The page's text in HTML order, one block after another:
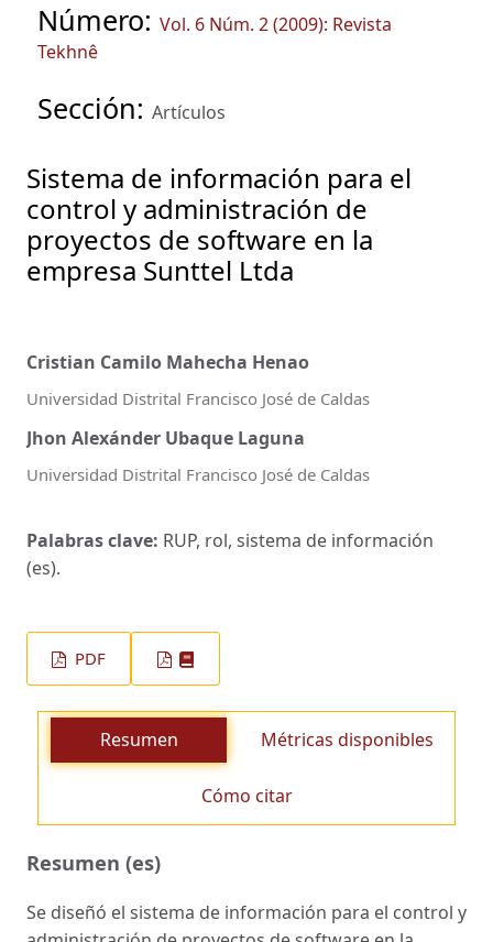
Número: Vol. 6 Núm. 2 (2009): Revista
Tekhnê
Sección: Artículos
Sistema de información para el
control y administración de
proyectos de software en la
empresa Sunttel Ltda
Cristian Camilo Mahecha Henao
Universidad Distrital Francisco José de Caldas
Jhon Alexánder Ubaque Laguna
Universidad Distrital Francisco José de Caldas
Palabras clave: RUP, rol, sistema de información
(es).
PDF
Resumen Métricas disponibles
Cómo citar
Resumen (es)
Se diseñó el sistema de información para el control y